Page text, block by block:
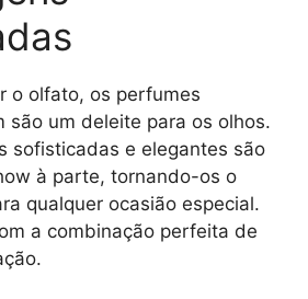
o olfato, os perfumes
são um deleite para os olhos.
sofisticadas e elegantes são
à parte, tornando-os o
qualquer ocasião especial.
a combinação perfeita de